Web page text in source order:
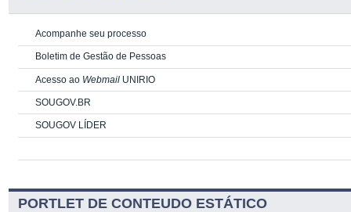
Acompanhe seu processo
Boletim de Gestão de Pessoas
Acesso ao Webmail UNIRIO
SOUGOV.BR
SOUGOV LÍDER
PORTLET DE CONTEUDO ESTÁTICO